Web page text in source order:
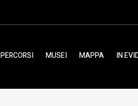
PERCORSI MUSEI MAPPA IN